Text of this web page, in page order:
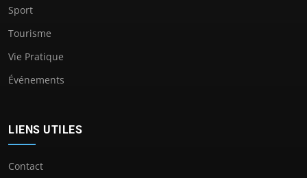
Sport
Tourisme
Vie Pratique
Événements
LIENS UTILES
Contact